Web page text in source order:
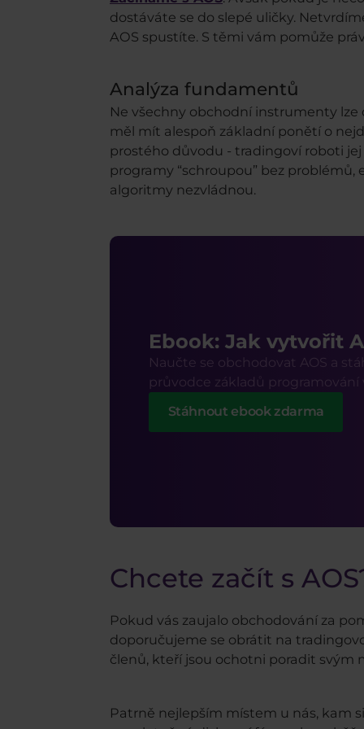
dostáváte se do slepé uličky.
AOS spustíte. S těmi vám pomůže
Analýza fundamentů
Ne všechny obchodní instrumenty
měl mít alespoň základní ponětí o
prostého důvodu - tradingoví roboti
programy “schroupou” bez
algoritmy nezvládnou.
Ebook: Jak vytvořit
Naučte se obchodovat AOS a
průvodce základů programování
Stáhnout ebook zdarma
Chcete začít s
Pokud vás zaujalo obchodování za
doporučujeme se obrátit na
členů, kteří jsou ochotni poradit svým
Patrně nejlepším místem u nás, kam